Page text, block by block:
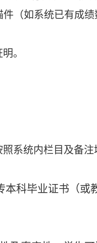
（如系统已有成绩
。
系统内栏目及备注
本科毕业证书（或